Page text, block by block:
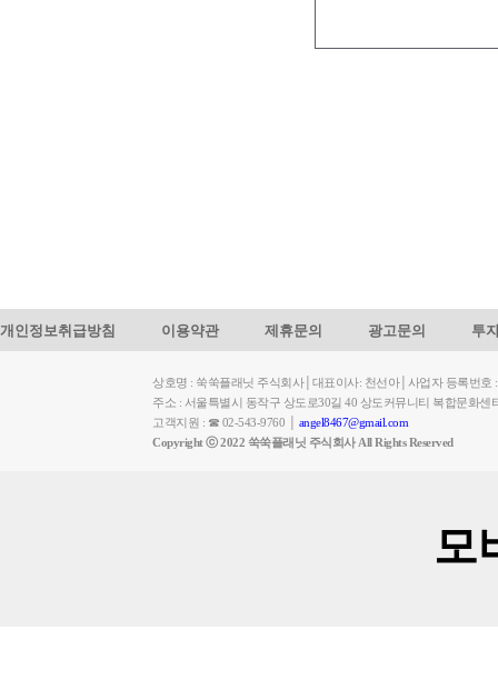
개인정보취급방침 이용약관 제휴문의 광고문의 투
상호명 : 쑥쑥플래닛 주식회사│대표이사: 천선아│사업자 등록번호
주소 : 서울특별시 동작구 상도로30길 40 상도커뮤니티 복합문화
고객지원 : ☎ 02-543-9760 │ angel8467@gmail.com
Copyright ⓒ 2022 쑥쑥플래닛 주식회사 All Rights Reserved
모